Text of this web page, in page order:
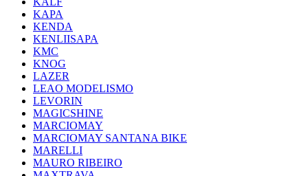
KAPA
KENDA
KENLIISAPA
KMC
KNOG
LAZER
LEAO MODELISMO
LEVORIN
MAGICSHINE
MARCIOMAY
MARCIOMAY SANTANA BIKE
MARELLI
MAURO RIBEIRO